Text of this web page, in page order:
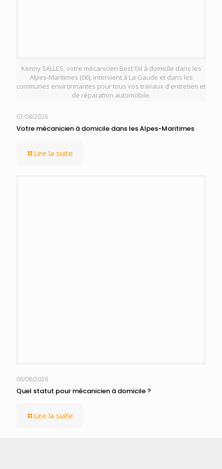
Kenny SALLES, votre mécanicien Best'Oil à domicile dans les
Alpes-Maritimes (06), intervient à La Gaude et dans les
communes environnantes pour tous vos travaux d'entretien et
de réparation automobile.
07/08/2026
Votre mécanicien à domicile dans les Alpes-Maritimes
Lire la suite
06/08/2026
Quel statut pour mécanicien à domicile ?
Lire la suite